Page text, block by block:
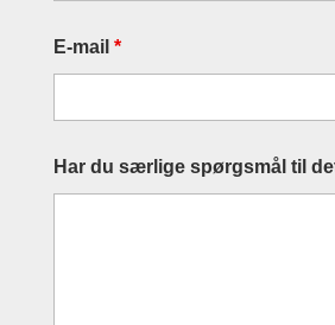
E-mail *
Har du særlige spørgsmål til